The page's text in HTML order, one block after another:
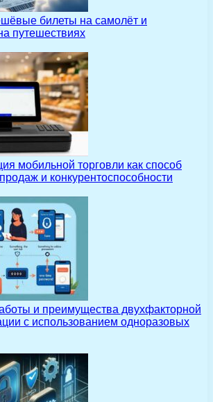
билеты на самолёт и
путешествиях
мобильной торговли как способ
и конкурентоспособности
и преимущества двухфакторной
с использованием одноразовых